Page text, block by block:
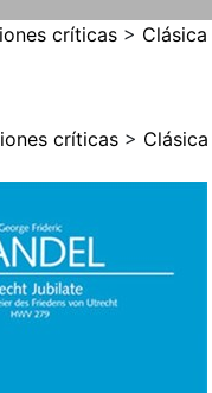
críticas > Clásica
críticas > Clásica